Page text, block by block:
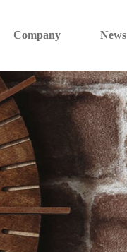
Company News